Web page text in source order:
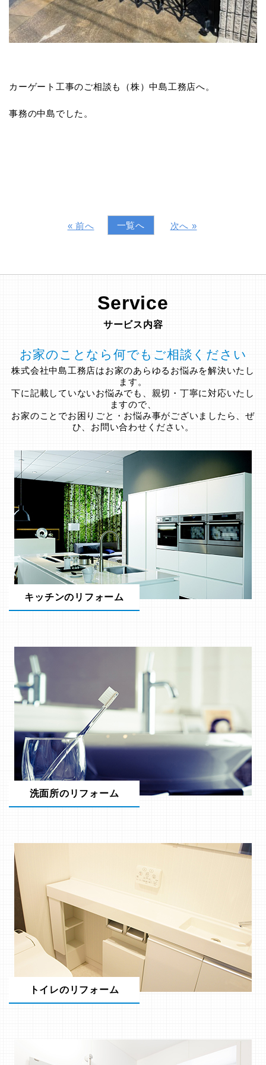
カーゲート工事のご相談も（株）中島工務店へ。
事務の中島でした。
« 前へ 一覧へ 次へ »
Service
サービス内容
お家のことなら何でもご相談ください
株式会社中島工務店はお家のあらゆるお悩みを解決いたし
ます。
下に記載していないお悩みでも、親切・丁寧に対応いたし
ますので、
お家のことでお困りごと・お悩み事がございましたら、ぜ
ひ、お問い合わせください。
キッチンのリフォーム
洗面所のリフォーム
トイレのリフォーム